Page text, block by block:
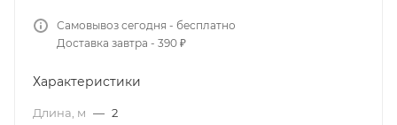
Самовывоз сегодня - бесплатно
Доставка завтра - 390 ₽
Характеристики
Длина, м — 2